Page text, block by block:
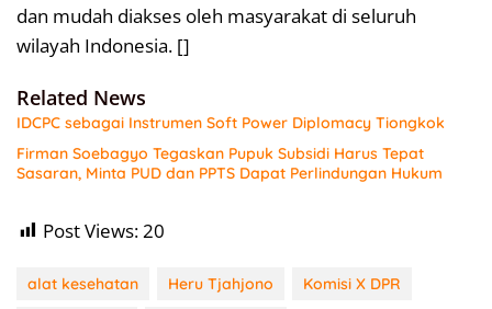
dan mudah diakses oleh masyarakat di seluruh
wilayah Indonesia. []
Related News
IDCPC sebagai Instrumen Soft Power Diplomacy Tiongkok
Firman Soebagyo Tegaskan Pupuk Subsidi Harus Tepat
Sasaran, Minta PUD dan PPTS Dapat Perlindungan Hukum
Post Views:20
alat kesehatan Heru Tjahjono
Komisi X DPR